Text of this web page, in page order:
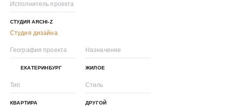
Исполнитель проекта
СТУДИЯ ARCHI-Z
Студия дизайна
География проекта
ЕКАТЕРИНБУРГ
Назначение
ЖИЛОЕ
Тип
КВАРТИРА
Стиль
ДРУГОЙ